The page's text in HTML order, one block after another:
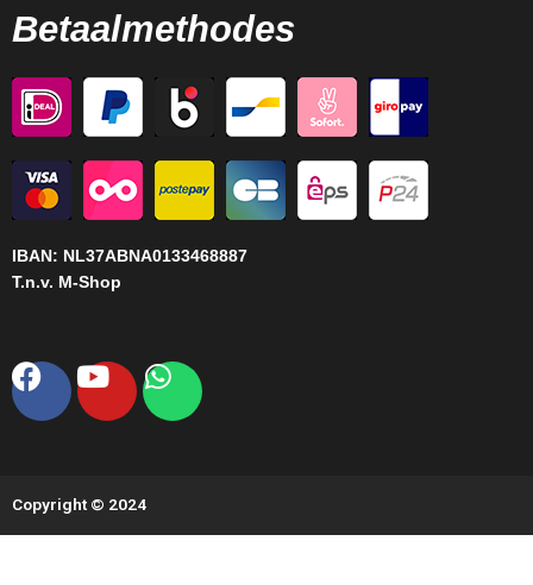
Betaalmethodes
IBAN: NL37ABNA0133468887
T.n.v. M-Shop
Facebook
YoutubeWhatsapp
Copyright © 2024